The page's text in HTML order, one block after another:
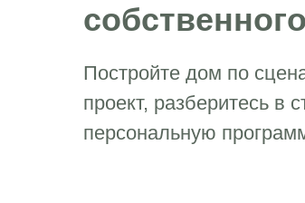
Постройте дом по
проект, разберитесь в
персональную